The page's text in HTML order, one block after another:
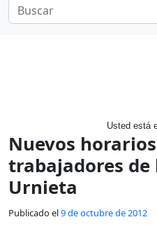
Usted está
Nuevos
trabajadores de
Urnieta
Publicado el9 de octubre de 2012